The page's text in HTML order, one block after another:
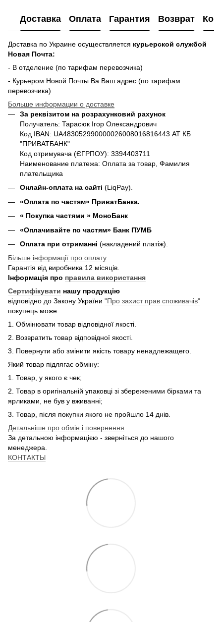
Доставка Оплата Гарантия Возврат
Доставка по Украине осуществляется курьерской службой
Новая Почта:
- В отделение (по тарифам перевозчика)
- Курьером Новой Почты Ва Ваш адрес (по тарифам
перевозчика)
Больше информации о доставке
За реквізитом на розрахунковий рахунок
Получатель: Тарасюк Ігор Олександрович
Код IBAN: UA483052990000026008016816443 АТ КБ
"ПРИВАТБАНК"
Код отримувача (ЄГРПОУ): 3394403711
Наименование платежа: Оплата за товар, Фамилия
плательщика
Онлайн-оплата на сайті (LiqPay).
«Оплата по частям» ПриватБанка.
« Покупка частями » МоноБанк
«Оплачивайте по частям» Банк ПУМБ
Оплата при отриманні (накладений платіж).
Більше інформації про оплату
Гарантія від виробника 12 місяців.
Інформація про правила використання
Сертифікувати нашу продукцію
відповідно до Закону України "Про захист прав споживачів"
покупець може:
1. Обмінювати товар відповідної якості.
2. Возвратить товар відповідної якості.
3. Повернути або змінити якість товару ненадлежащего.
Який товар підлягає обміну:
1. Товар, у якого є чек;
2. Товар в оригінальній упаковці зі збереженими бірками та
ярликами, не був у вживанні;
3. Товар, після покупки якого не пройшло 14 днів.
Детальніше про обмін і повернення
За детальною інформацією - зверніться до нашого
менеджера.
КОНТАКТЫ